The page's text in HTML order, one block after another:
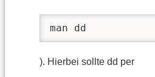
man dd
). Hierbei sollte dd per